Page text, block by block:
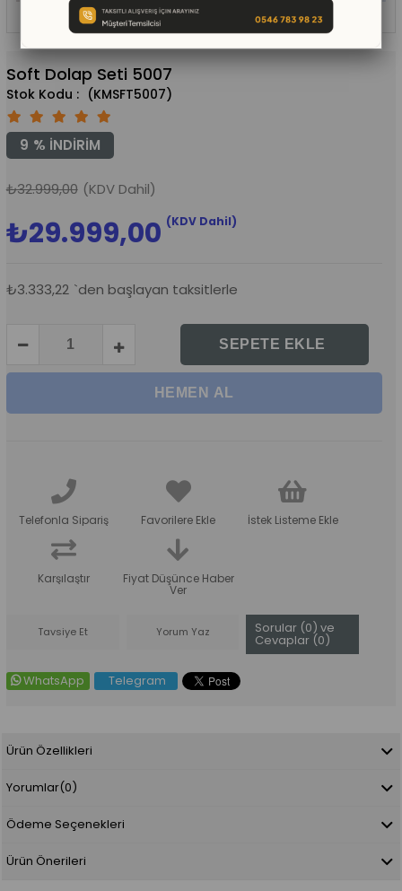
Soft Dolap Seti 5007
(KMSFT5007)
%
9 İNDIRIM
₺32.999,00 (KDV Dahil)
₺29.999,00 (KDV Dahil)
₺3.333,22 `den başlayan taksitlerle
Telefonla Sipariş Favorilere Ekle İstek Listeme Ekle
Karşılaştır Fiyat Düşünce Haber
Ver
Tavsiye Et Yorum Yaz Sorular (0) ve
Cevaplar (0)
WhatsApp Telegram
Ürün Özellikleri
Yorumlar(0)
Ödeme Seçenekleri
Ürün Önerileri